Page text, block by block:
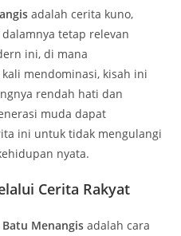
adalah cerita kuno,
tetap relevan
ini, di mana
mendominasi, kisah ini
rendah hati dan
muda dapat
ini untuk tidak mengulangi
nyata.
Cerita Rakyat
Batu Menangis adalah cara